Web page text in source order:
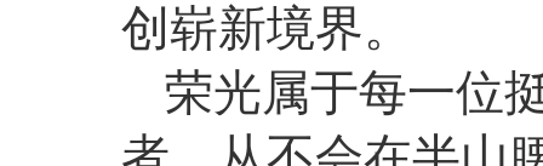
创崭新境界。
荣光属于每一位